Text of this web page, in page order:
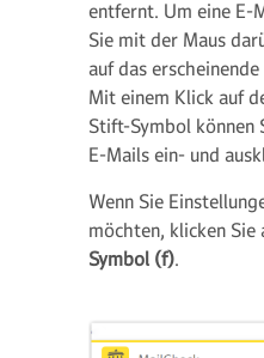
entfernt. Um eine E-
Sie mit der Maus
auf das erscheinende
Mit einem Klick auf
Stift-Symbol können
E-Mails ein- und
Wenn Sie
möchten, klicken Sie
Symbol (f).